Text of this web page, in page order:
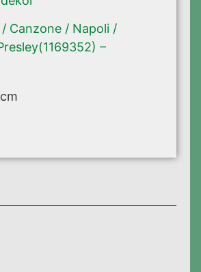
Canzone / Napoli /
–